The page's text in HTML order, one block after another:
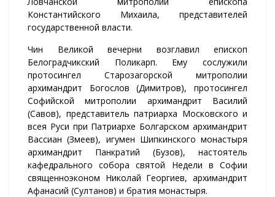
Константийского Михаила, представителей
государственной власти.
Чин Великой вечерни возглавил епископ
Белоградчикский Поликарп. Ему сослужили
протосингел Старозагорской митрополии
архимандрит Богослов (Димитров), протосингел
Софийской митрополии архимандрит Василий
(Савов), представитель патриарха Московского и
всея Руси при Патриархе Болгарском архимандрит
Вассиан (Змеев), игумен Шипкинского монастыря
архимандрит Панкратий (Бузов), настоятель
кафедрального собора святой Недели в Софии
священноэконом Николай Георгиев, архимандрит
Афанасий (Султанов) и братия монастыря.